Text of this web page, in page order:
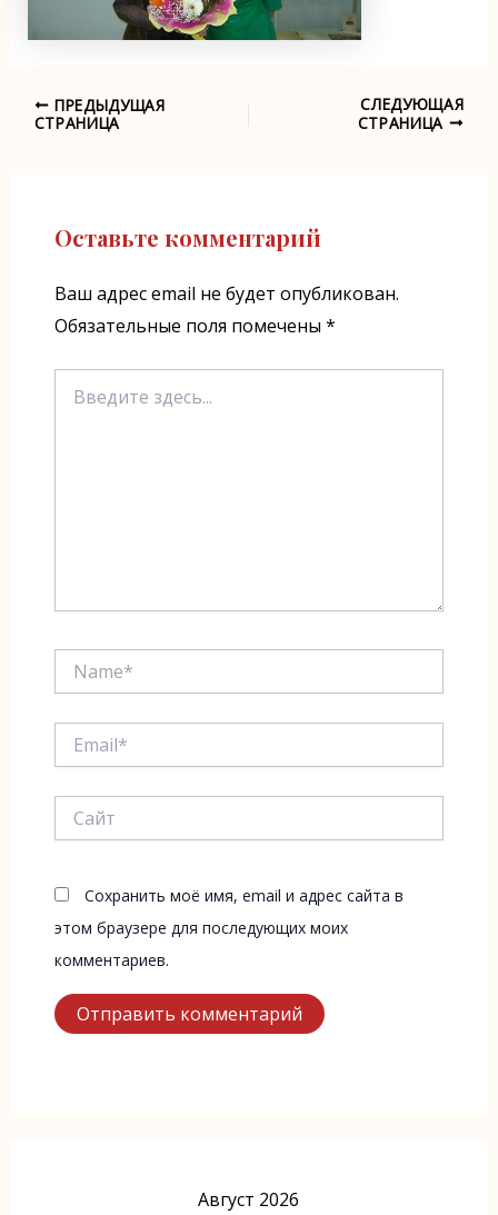
Навигация
ПРЕДЫДУЩАЯ
СТРАНИЦА
СЛЕДУЮЩАЯ
СТРАНИЦА
Оставьте комментарий
Ваш адрес email не будет опубликован.
Обязательные поля помечены *
здесь...
Сохранить моё имя, email и адрес сайта в
этом браузере для последующих моих
комментариев.
Август 2026